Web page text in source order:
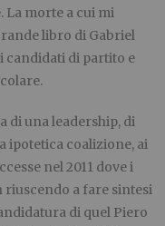
La morte a cui mi
libro di Gabriel
candidati di partito e
di una leadership, di
ipotetica coalizione, ai
nel 2011 dove i
a fare sintesi
di quel Piero